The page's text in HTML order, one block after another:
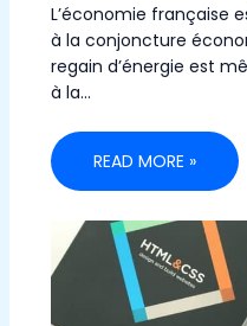
L’économie française
à la conjoncture
regain d’énergie est
à la…
READ MORE »